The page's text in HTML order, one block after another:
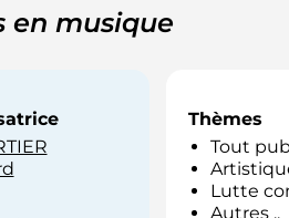
en musique
Thèmes
Tout
Lutte
Autres ..